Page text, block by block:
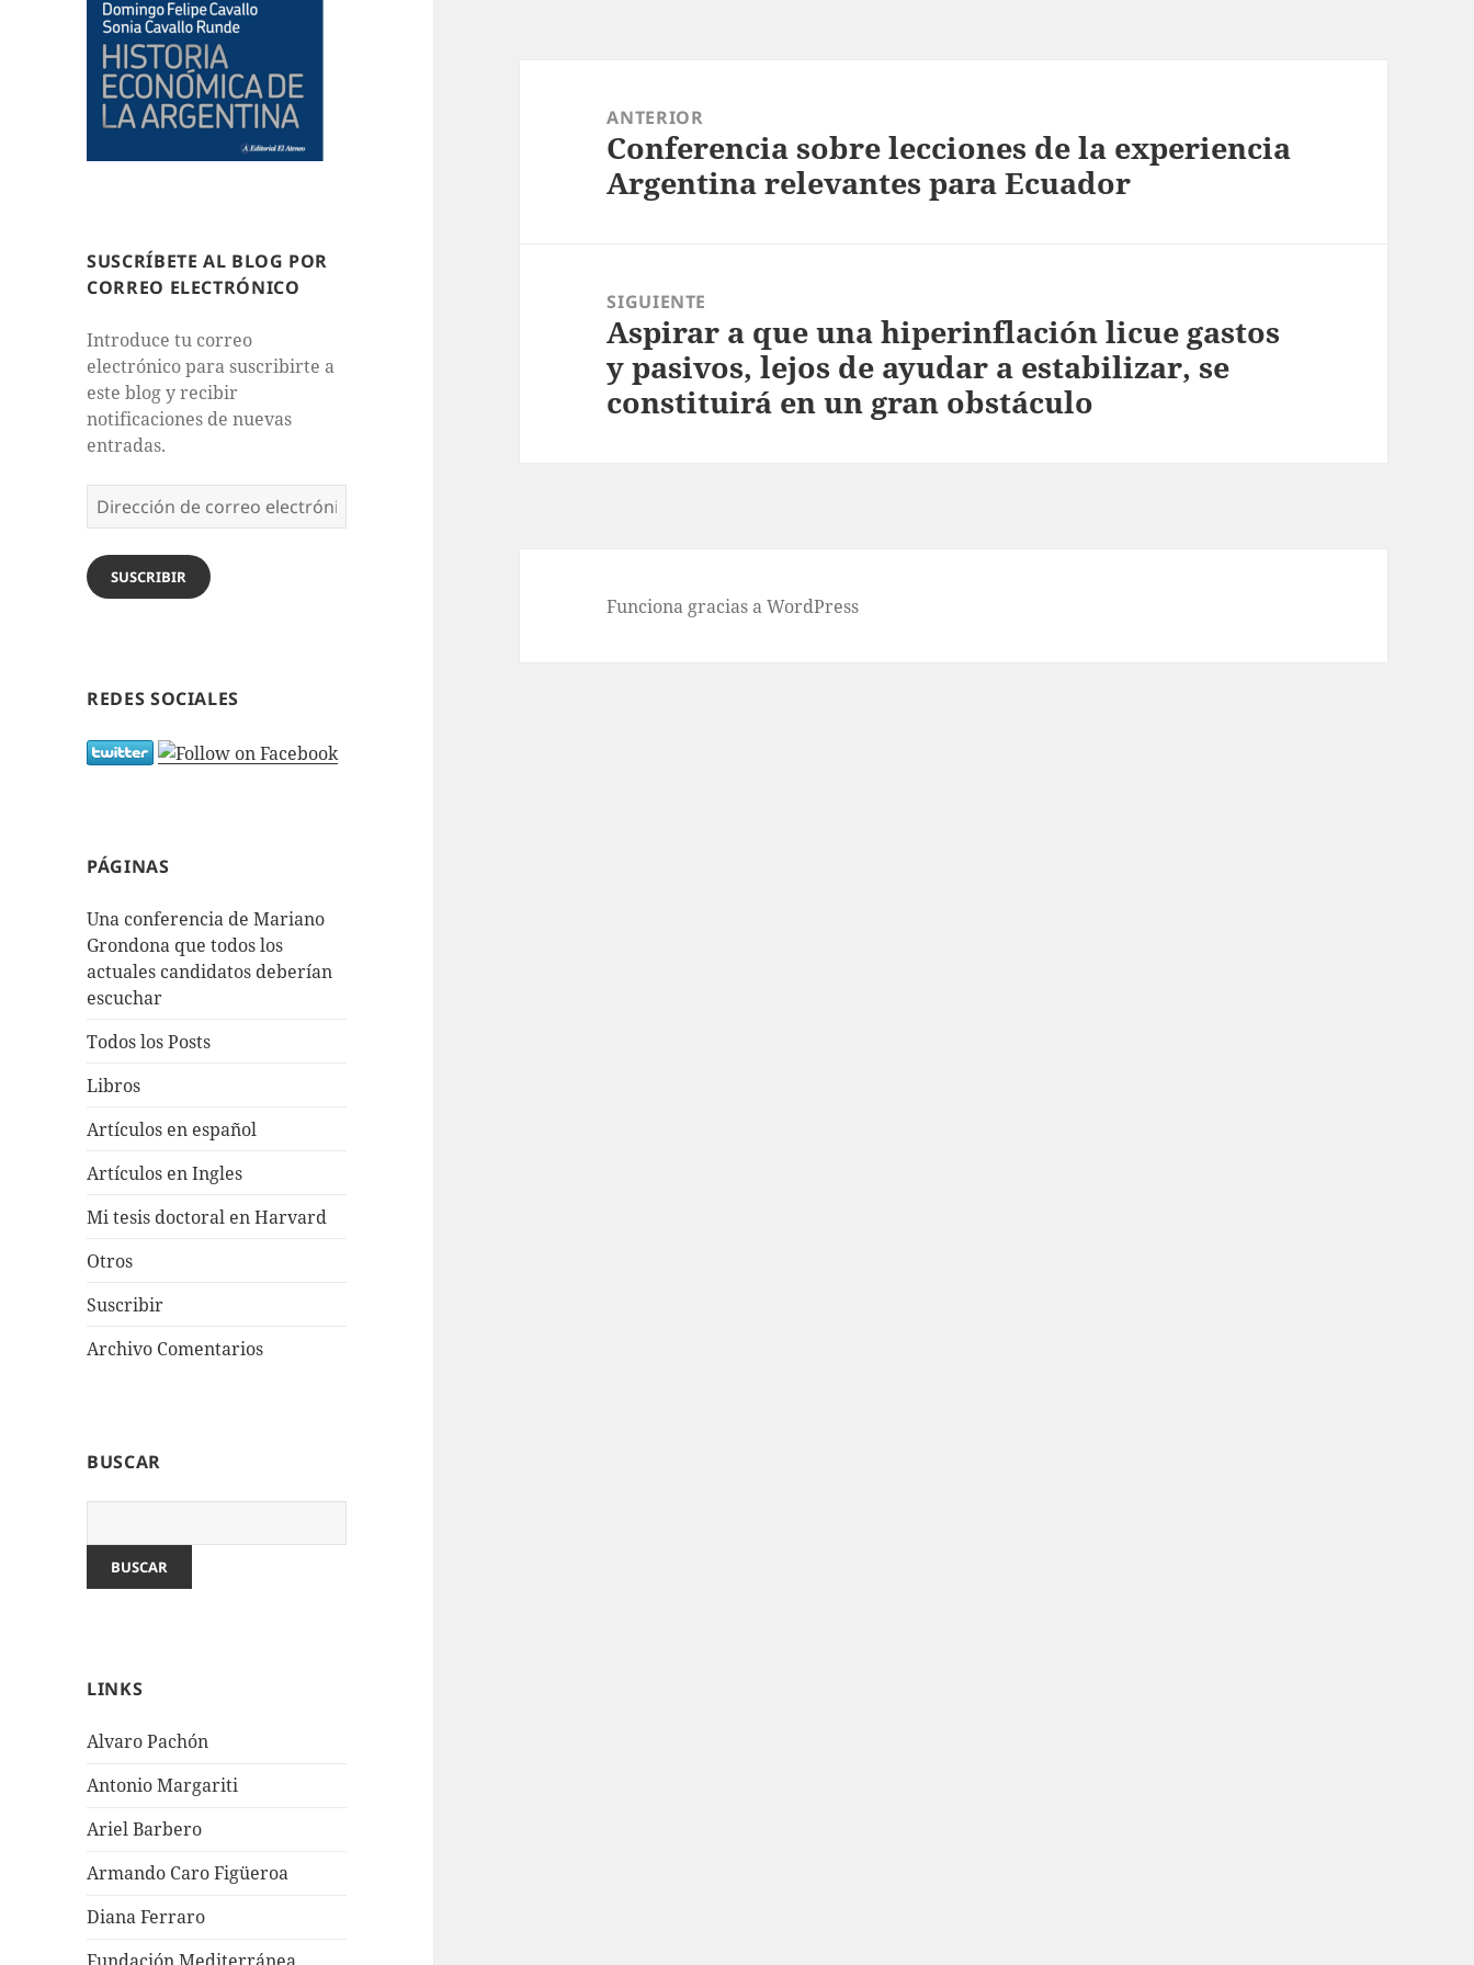
SUSCRÍBETE AL BLOG POR
CORREO ELECTRÓNICO
Introduce tu correo
electrónico para suscribirte a
este blog y recibir
notificaciones de nuevas
entradas.
Dirección
de
correo
electrónico
SUSCRIBIR
REDES SOCIALES
PÁGINAS
Una conferencia de Mariano
Grondona que todos los
actuales candidatos deberían
escuchar
Todos los Posts
Libros
Artículos en español
Artículos en Ingles
Mi tesis doctoral en Harvard
Otros
Suscribir
Archivo Comentarios
BUSCAR
LINKS
Alvaro Pachón
Antonio Margariti
Ariel Barbero
Armando Caro Figüeroa
Diana Ferraro
entradas
ANTERIOR
Entrada
anterior:
Conferencia sobre lecciones de la experiencia
Argentina relevantes para Ecuador
SIGUIENTE
Entrada
siguiente:
Aspirar a que una hiperinflación licue gastos
y pasivos, lejos de ayudar a estabilizar, se
constituirá en un gran obstáculo
Funciona gracias a WordPress